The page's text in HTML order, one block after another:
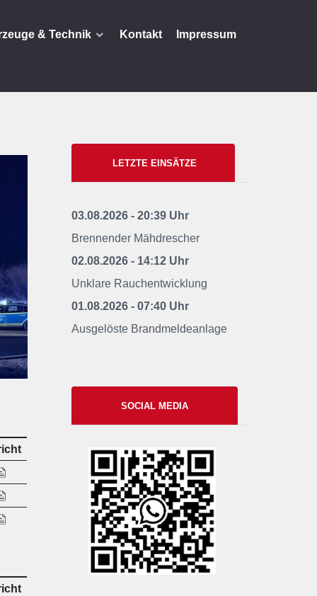
& Technik Kontakt Impressum
LETZTE EINSÄTZE
03.08.2026 - 20:39 Uhr
Brennender Mähdrescher
02.08.2026 - 14:12 Uhr
Unklare Rauchentwicklung
01.08.2026 - 07:40 Uhr
Ausgelöste Brandmeldeanlage
SOCIAL MEDIA